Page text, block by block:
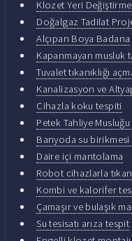
Klozet Yeri Değiştirme
Doğalgaz Tadilat
Alçıpan Boya Badana
Kapanmayan musluk
Tuvalet tıkanıklığı
Kanalizasyon ve
Cihazla koku tespiti
Petek Tahliye Musluğu
Banyoda su
Daire içi mantolama
Robot cihazlarla
Kombi ve kalorifer
Çamaşır ve bulaşık
Su tesisatı arıza tespit